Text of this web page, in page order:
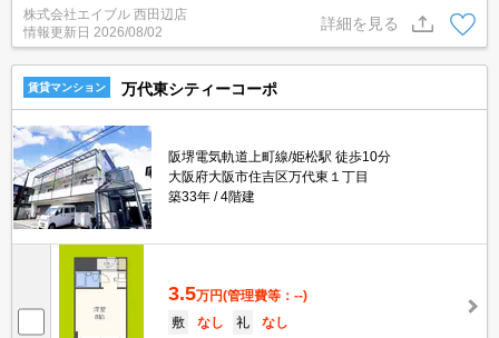
株式会社エイブル 西田辺店
情報更新日 2026/08/02
詳細を見る
賃貸マンション 万代東シティーコーポ
阪堺電気軌道上町線/姫松駅 徒歩10分
大阪府大阪市住吉区万代東１丁目
築33年
4階建
3.5万円(管理費等：--)
敷
なし 礼
なし